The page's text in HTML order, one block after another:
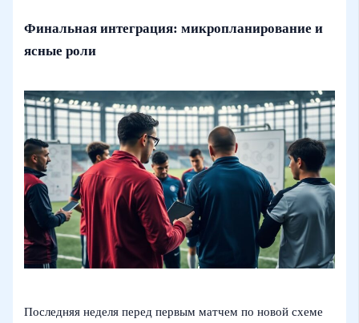
Финальная интеграция: микропланирование и
ясные роли
Последняя неделя перед первым матчем по новой схеме